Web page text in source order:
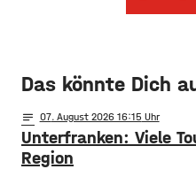
Das könnte Dich
notes 07. August 2026 16:15
Unterfranken: Viele
Region